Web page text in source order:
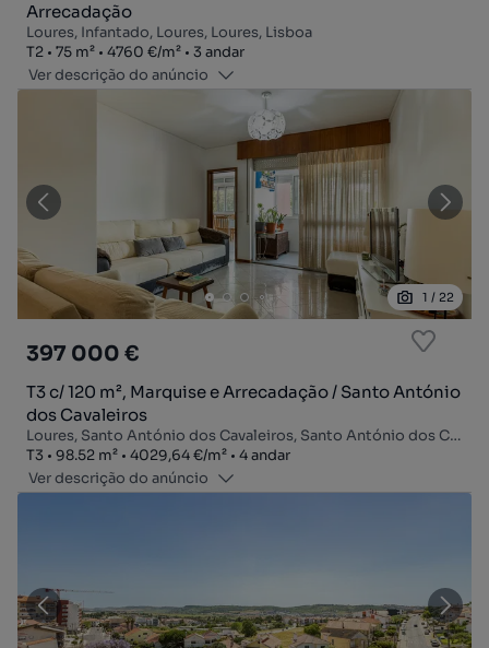
Arrecadação
Loures, Infantado, Loures, Loures, Lisboa
Tipologia
T2
Zona75 m²
Preço por metro quadrado
4760 €/m²
Andar
3 andar
Ver descrição do anúncio
1 / 22
397 000 €
T3 c/ 120 m², Marquise e Arrecadação / Santo António
dos Cavaleiros
Loures, Santo António dos Cavaleiros, Santo António dos Cavaleiros e Frielas, Loures, Lisboa
Tipologia
T3
Zona98.52 m²
Preço por metro quadrado
4029,64 €/m²
Andar
4 andar
Ver descrição do anúncio